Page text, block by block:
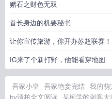
赌石之财色无双
首长身边的机要秘书
让你宣传旅游，你开办苏超联赛！
IG来了个新打野，他能看穿地图
吾家小皇 吾家艳妾完结 我的萌
by清柏全文阅读
某柯学的刺客大